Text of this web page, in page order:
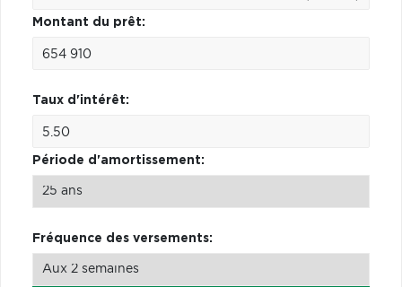
Montant du prêt:
Taux d'intérêt:
Période d'amortissement:
Fréquence des versements: